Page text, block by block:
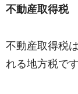
不動産取得税
不動産取得税
れる地方税です